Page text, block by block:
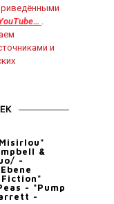
.
и
&
-
- "Pump
-